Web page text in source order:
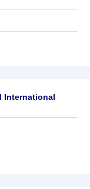
International